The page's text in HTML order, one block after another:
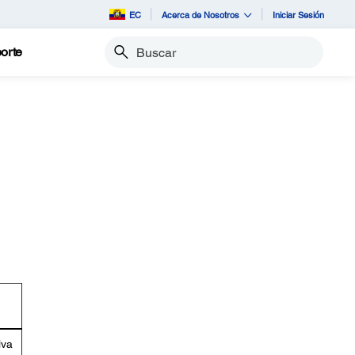
EC Acerca de Nosotros Iniciar Sesión
Buscar